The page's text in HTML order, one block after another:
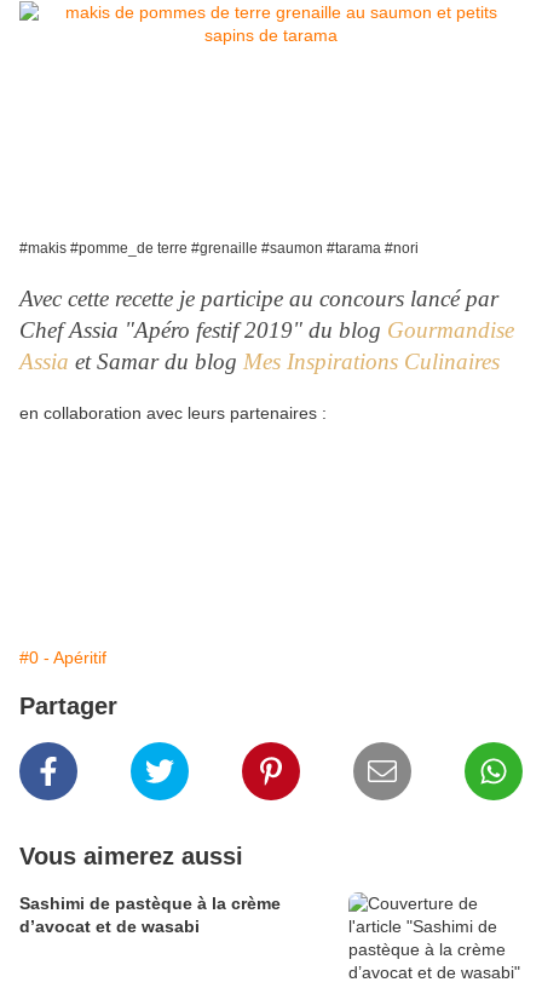
#makis #pomme_de terre #grenaille #saumon #tarama #nori
Avec cette recette je participe au concours lancé par
Chef Assia "Apéro festif 2019" du blog Gourmandise
Assia et Samar du blog Mes Inspirations Culinaires
en collaboration avec leurs partenaires :
#0 - Apéritif
Partager
Vous aimerez aussi
Sashimi de pastèque à la crème
d’avocat et de wasabi